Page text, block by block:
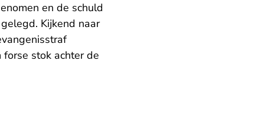
en de schuld
Kijkend naar
stok achter de